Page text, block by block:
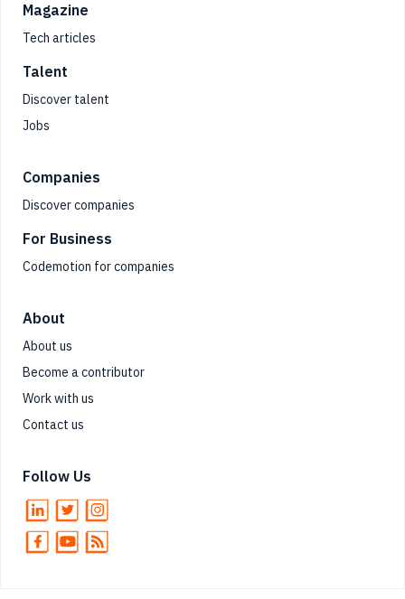
Magazine
Tech articles
Talent
Discover talent
Jobs
Companies
Discover companies
For Business
Codemotion for companies
About
About us
Become a contributor
Work with us
Contact us
Follow Us